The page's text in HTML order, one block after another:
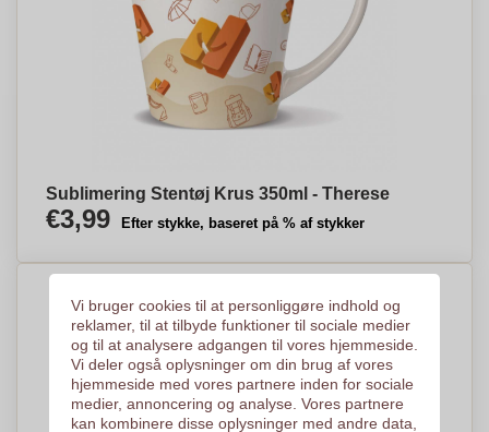
Sublimering Stentøj Krus 350ml - Therese
€3,99 Efter stykke, baseret på % af stykker
Vi bruger cookies til at personliggøre indhold og
reklamer, til at tilbyde funktioner til sociale medier
og til at analysere adgangen til vores hjemmeside.
Vi deler også oplysninger om din brug af vores
hjemmeside med vores partnere inden for sociale
medier, annoncering og analyse. Vores partnere
kan kombinere disse oplysninger med andre data,